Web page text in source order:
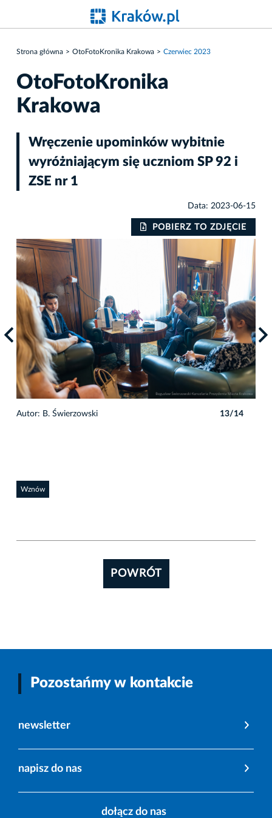
Strona główna OtoFotoKronika Krakowa Czerwiec 2023
OtoFotoKronika
Krakowa
Wręczenie upominków wybitnie
wyróżniającym się uczniom SP 92 i
ZSE nr 1
Data: 2023-06-15
POBIERZ TO ZDJĘCIE
Autor: B. Świerzowski 13/14
Wznów
POWRÓT
Pozostańmy w kontakcie
newsletter
napisz do nas
dołącz do nas